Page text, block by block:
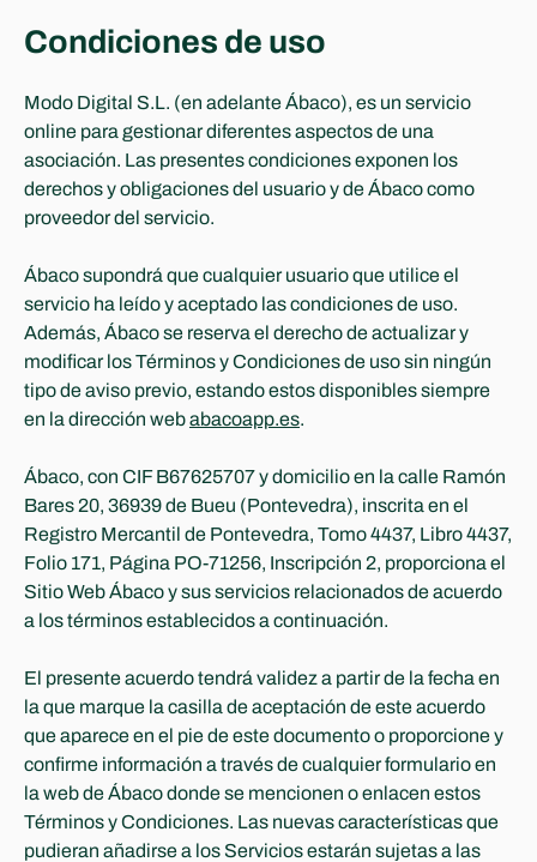
Condiciones de uso
Modo Digital S.L. (en adelante Ábaco), es un servicio
online para gestionar diferentes aspectos de una
asociación. Las presentes condiciones exponen los
derechos y obligaciones del usuario y de Ábaco como
proveedor del servicio.
Ábaco supondrá que cualquier usuario que utilice el
servicio ha leído y aceptado las condiciones de uso.
Además, Ábaco se reserva el derecho de actualizar y
modificar los Términos y Condiciones de uso sin ningún
tipo de aviso previo, estando estos disponibles siempre
en la dirección web abacoapp.es.
Ábaco, con CIF B67625707 y domicilio en la calle Ramón
Bares 20, 36939 de Bueu (Pontevedra), inscrita en el
Registro Mercantil de Pontevedra, Tomo 4437, Libro 4437,
Folio 171, Página PO-71256, Inscripción 2, proporciona el
Sitio Web Ábaco y sus servicios relacionados de acuerdo
a los términos establecidos a continuación.
El presente acuerdo tendrá validez a partir de la fecha en
la que marque la casilla de aceptación de este acuerdo
que aparece en el pie de este documento o proporcione y
confirme información a través de cualquier formulario en
la web de Ábaco donde se mencionen o enlacen estos
Términos y Condiciones. Las nuevas características que
pudieran añadirse a los Servicios estarán sujetas a las